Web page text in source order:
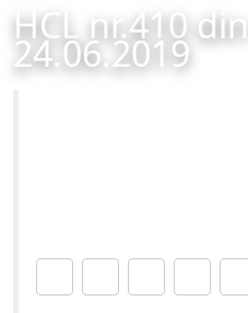
HCL nr.410
24.06.2019